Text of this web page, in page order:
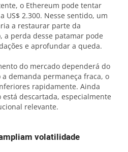
o Ethereum pode tentar
US$ 2.300. Nesse sentido, um
a restaurar parte da
a perda desse patamar pode
e aprofundar a queda.
do mercado dependerá do
demanda permaneça fraca, o
rapidamente. Ainda
descartada, especialmente
relevante.
volatilidade